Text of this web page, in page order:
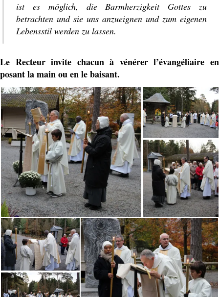
ist es möglich, die Barmherzigkeit Gottes zu
betrachten und sie uns anzueignen und zum eigenen
Lebensstil werden zu lassen.
Le Recteur invite chacun à vénérer l’évangéliaire en
posant la main ou en le baisant.